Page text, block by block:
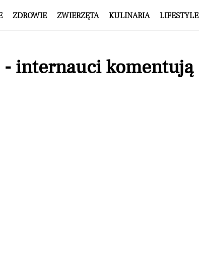
ZDROWIE ZWIERZĘTA KULINARIA LIFESTYLE
- internauci komentują